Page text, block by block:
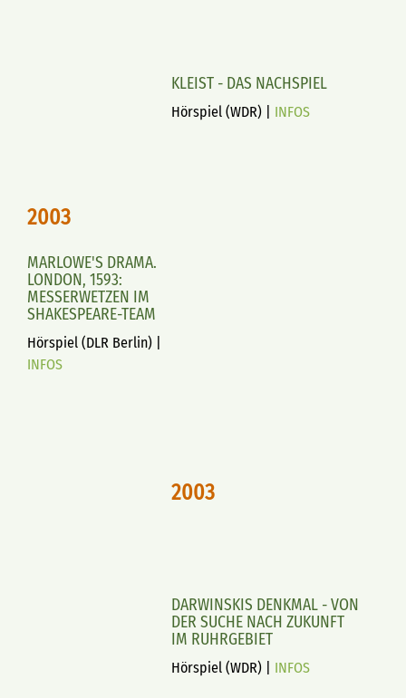
KLEIST - DAS NACHSPIEL
Hörspiel (WDR) | INFOS
2003
MARLOWE'S DRAMA.
LONDON, 1593:
MESSERWETZEN IM
SHAKESPEARE-TEAM
Hörspiel (DLR Berlin) |
INFOS
2003
DARWINSKIS DENKMAL - VON
DER SUCHE NACH ZUKUNFT
IM RUHRGEBIET
Hörspiel (WDR) | INFOS